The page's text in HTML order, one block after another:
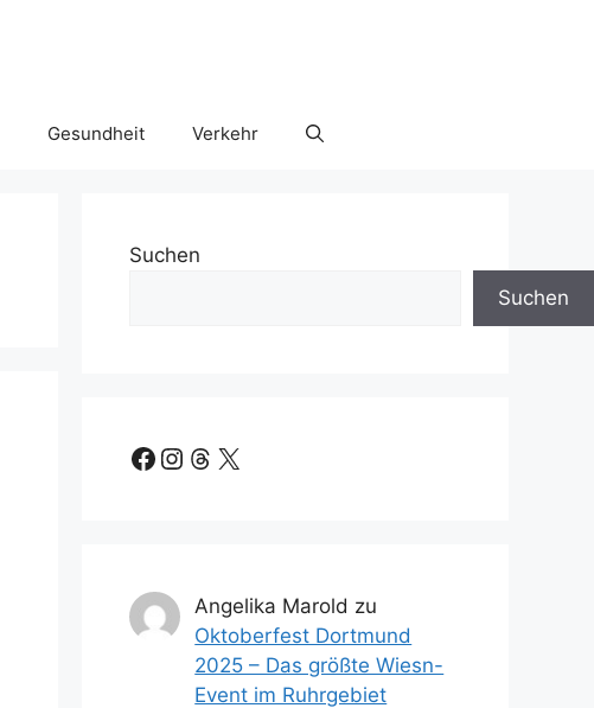
Gesundheit Verkehr
Suchen
Suchen
Facebook
Instagram
Threads
X
Angelika Marold zu
Oktoberfest Dortmund
2025 – Das größte Wiesn-
Event im Ruhrgebiet